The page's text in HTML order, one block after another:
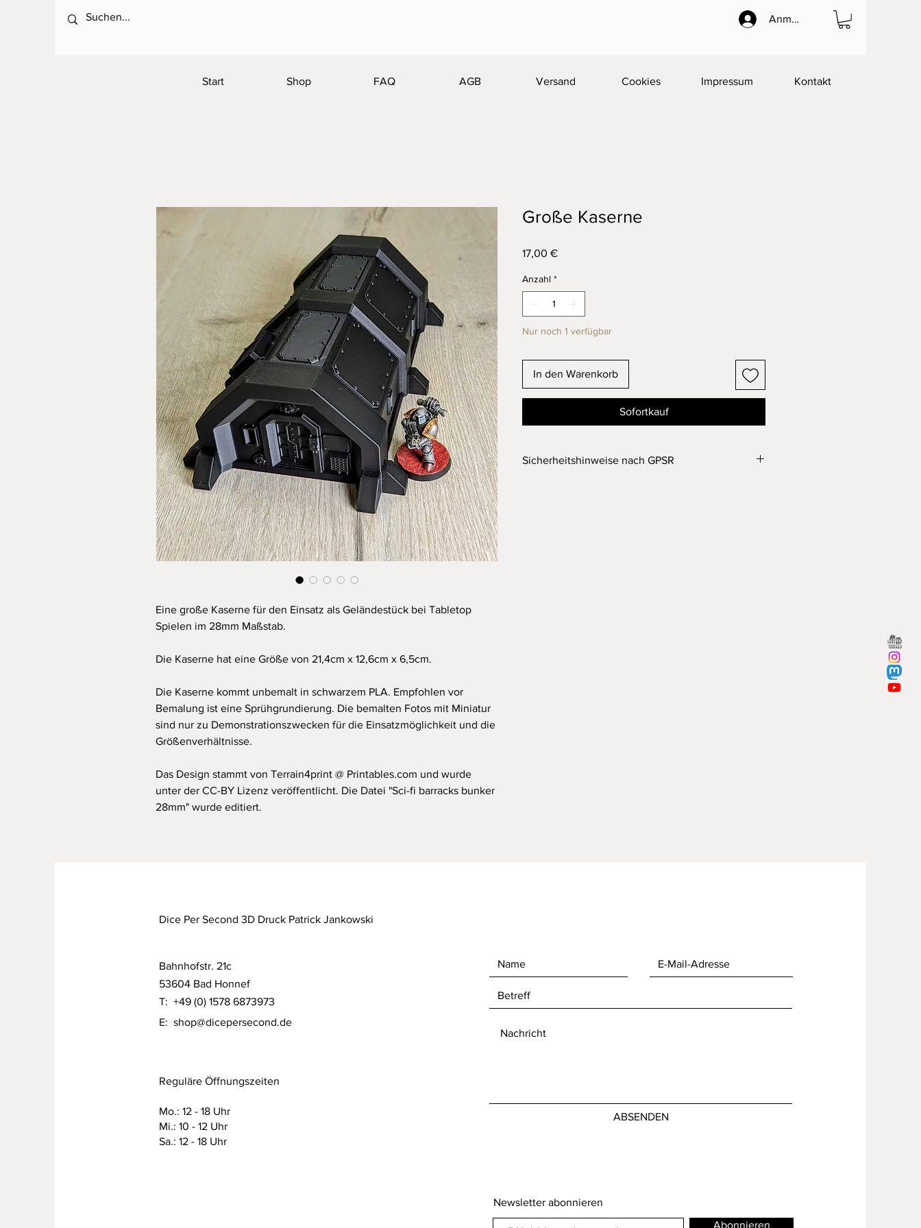
Anmelden
Start Shop FAQ AGB Versand Cookies Impressum Kontakt
Eine große Kaserne für den Einsatz als Geländestück bei Tabletop
Spielen im 28mm Maßstab.
Die Kaserne hat eine Größe von 21,4cm x 12,6cm x 6,5cm.
Die Kaserne kommt unbemalt in schwarzem PLA. Empfohlen vor
Bemalung ist eine Sprühgrundierung. Die bemalten Fotos mit Miniatur
sind nur zu Demonstrationszwecken für die Einsatzmöglichkeit und die
Größenverhältnisse.
Das Design stammt von Terrain4print @ Printables.com und wurde
unter der CC-BY Lizenz veröffentlicht. Die Datei "Sci-fi barracks bunker
28mm" wurde editiert.
Große Kaserne
17,00 €Preis
Anzahl *
Nur noch 1 verfügbar
In den Warenkorb
Sofortkauf
Sicherheitshinweise nach GPSR
Dice Per Second 3D Druck Patrick Jankowski
Bahnhofstr. 21c
53604 Bad Honnef
T: +49 (0) 1578 6873973
E: shop@dicepersecond.de
Reguläre Öffnungszeiten
Mo.: 12 - 18 Uhr
Mi.: 10 - 12 Uhr
Sa.: 12 - 18 Uhr
ABSENDEN
Newsletter abonnieren
Abonnieren